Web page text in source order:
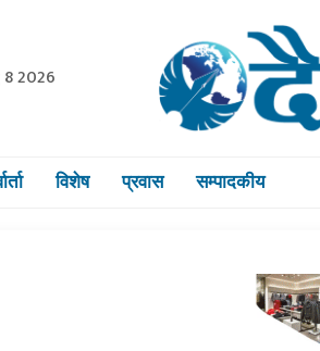
8 2026
विशेष प्रवास सम्पादकीय